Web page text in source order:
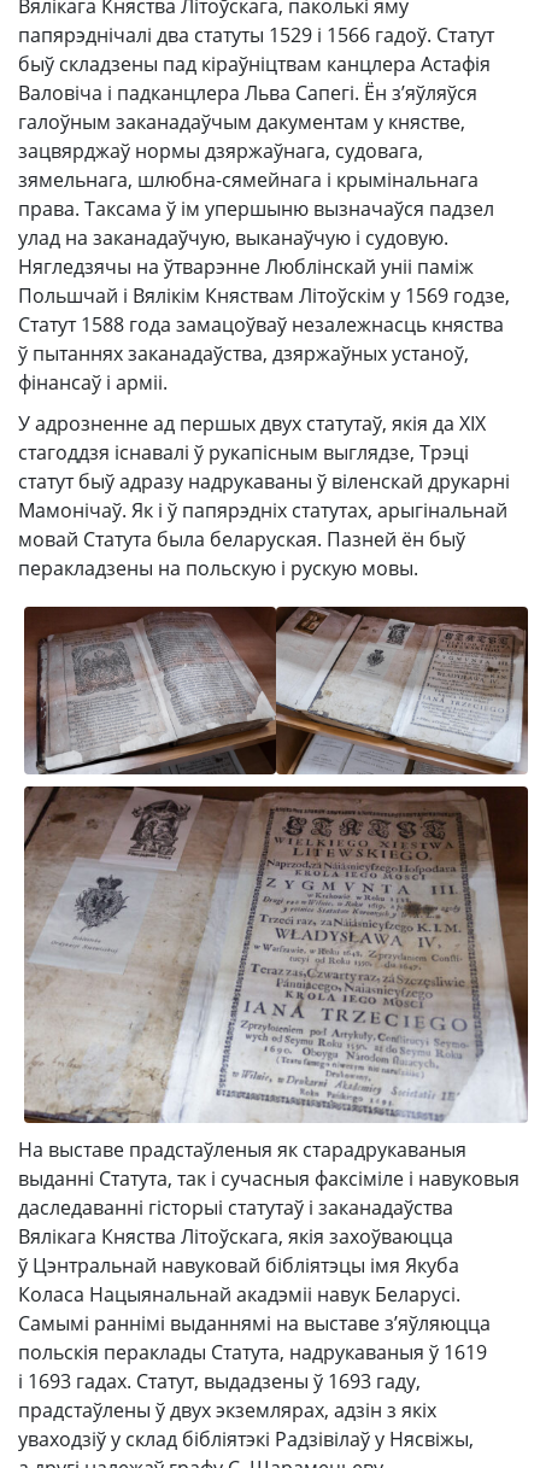
Вялікага Княства Літоўскага, паколькі яму
папярэднічалі два статуты 1529 і 1566 гадоў. Статут
быў складзены пад кіраўніцтвам канцлера Астафія
Валовіча і падканцлера Льва Сапегі. Ён з’яўляўся
галоўным заканадаўчым дакументам у княстве,
зацвярджаў нормы дзяржаўнага, судовага,
зямельнага, шлюбна-сямейнага і крымінальнага
права. Таксама ў ім упершыню вызначаўся падзел
улад на заканадаўчую, выканаўчую і судовую.
Нягледзячы на ўтварэнне Люблінскай уніі паміж
Польшчай і Вялікім Княствам Літоўскім у 1569 годзе,
Статут 1588 года замацоўваў незалежнасць княства
ў пытаннях заканадаўства, дзяржаўных устаноў,
фінансаў і арміі.
У адрозненне ад першых двух статутаў, якія да ХІХ
стагоддзя існавалі ў рукапісным выглядзе, Трэці
статут быў адразу надрукаваны ў віленскай друкарні
Мамонічаў. Як і ў папярэдніх статутах, арыгінальнай
мовай Статута была беларуская. Пазней ён быў
перакладзены на польскую і рускую мовы.
На выставе прадстаўленыя як старадрукаваныя
выданні Статута, так і сучасныя факсіміле і навуковыя
даследаванні гісторыі статутаў і заканадаўства
Вялікага Княства Літоўскага, якія захоўваюцца
ў Цэнтральнай навуковай бібліятэцы імя Якуба
Коласа Нацыянальнай акадэміі навук Беларусі.
Самымі раннімі выданнямі на выставе з’яўляюцца
польскія пераклады Статута, надрукаваныя ў 1619
і 1693 гадах. Статут, выдадзены ў 1693 гаду,
прадстаўлены ў двух экземлярах, адзін з якіх
уваходзіў у склад бібліятэкі Радзівілаў у Нясвіжы,